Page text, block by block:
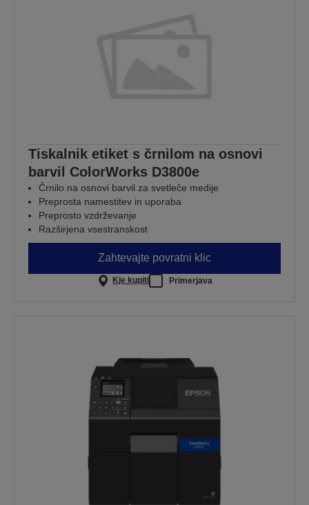
Tiskalnik etiket s črnilom na osnovi
barvil ColorWorks D3800e
Črnilo na osnovi barvil za svetleče medije
Preprosta namestitev in uporaba
Preprosto vzdrževanje
Razširjena vsestranskost
Zahtevajte povratni klic
Kje kupiti Primerjava